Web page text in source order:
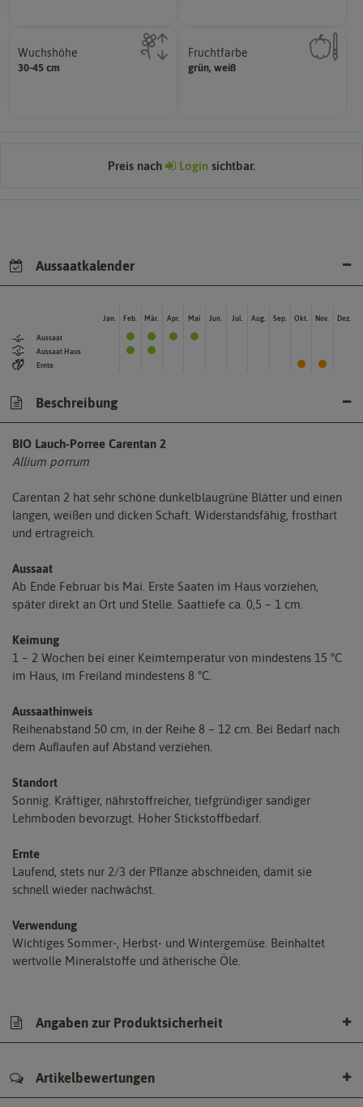
Wuchshöhe
30-45 cm
kann unter Idealumständen
diese Größe erreichen.
Fruchtfarbe
grün, weiß
sie nach dem Reifungsprozess
hat.
Preis nach Login sichtbar.
Aussaatkalender
Aussaat
Aussaat Haus
Ernte
Jan. Feb. Mär. Apr. Mai Jun. Jul. Aug. Sep. Okt. Nov. Dez.
Beschreibung
BIO Lauch-Porree Carentan 2
Allium porrum
Carentan 2 hat sehr schöne dunkelblaugrüne Blätter und einen
langen, weißen und dicken Schaft. Widerstandsfähig, frosthart
und ertragreich.
Aussaat
Ab Ende Februar bis Mai. Erste Saaten im Haus vorziehen,
später direkt an Ort und Stelle. Saattiefe ca. 0,5 – 1 cm.
Keimung
1 – 2 Wochen bei einer Keimtemperatur von mindestens 15 °C
im Haus, im Freiland mindestens 8 °C.
Aussaathinweis
Reihenabstand 50 cm, in der Reihe 8 – 12 cm. Bei Bedarf nach
dem Auﬂaufen auf Abstand verziehen.
Standort
Sonnig. Kräftiger, nährstoffreicher, tiefgründiger sandiger
Lehmboden bevorzugt. Hoher Stickstoffbedarf.
Ernte
Laufend, stets nur 2/3 der Pﬂanze abschneiden, damit sie
schnell wieder nachwächst.
Verwendung
Wichtiges Sommer-, Herbst- und Wintergemüse. Beinhaltet
wertvolle Mineralstoffe und ätherische Öle.
Angaben zur Produktsicherheit
Artikelbewertungen